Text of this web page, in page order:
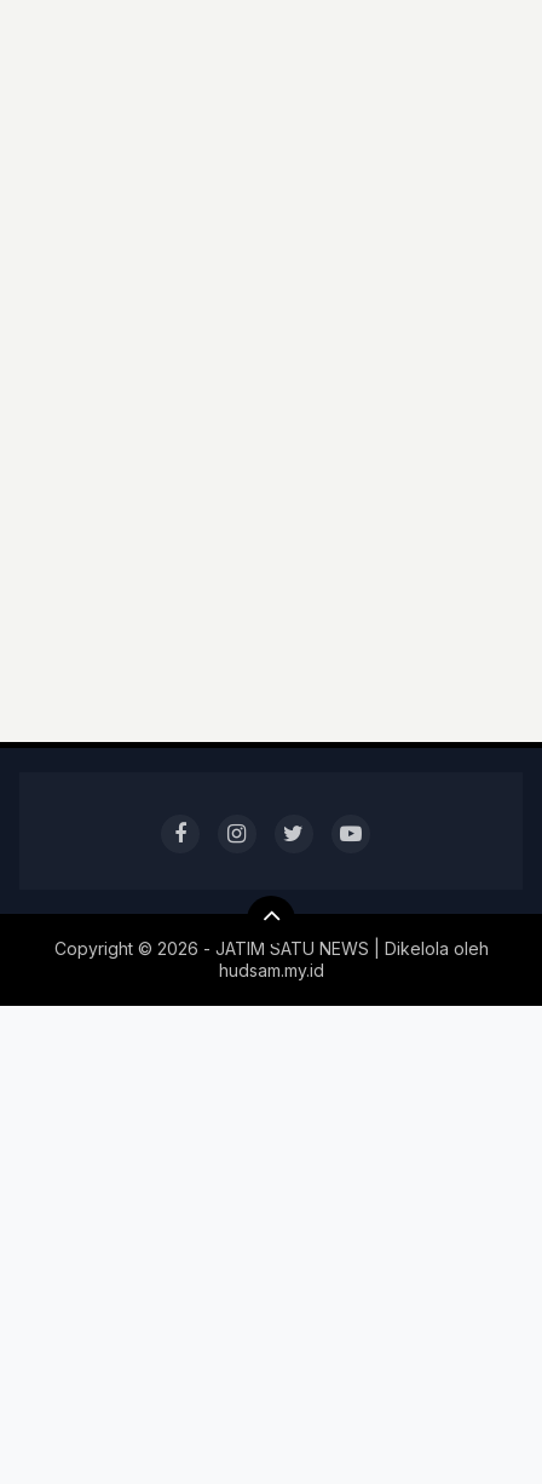
Copyright © 2026 - JATIM SATU NEWS | Dikelola oleh
hudsam.my.id